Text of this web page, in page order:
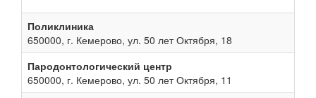
Поликлиника
650000, г. Кемерово, ул. 50 лет Октября, 18
Пародонтологический центр
650000, г. Кемерово, ул. 50 лет Октября, 11